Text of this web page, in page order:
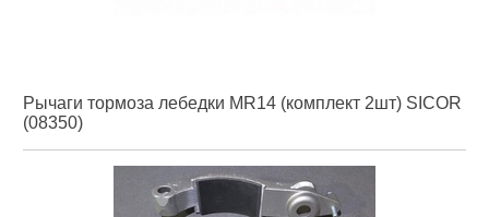
Рычаги тормоза лебедки MR14 (комплект 2шт) SICOR
(08350)